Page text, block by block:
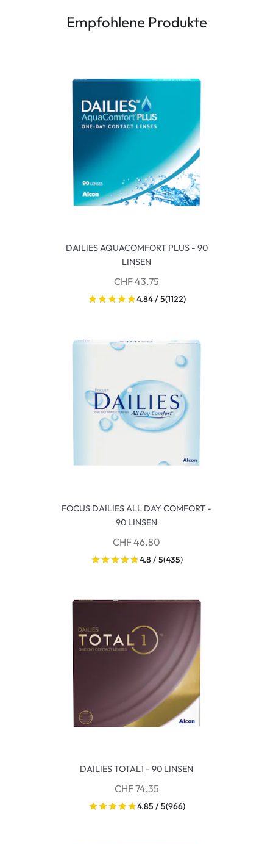
Empfohlene Produkte
DAILIES AQUACOMFORT PLUS - 90
LINSEN
CHF 43.75
4.84 / 5(1122)
FOCUS DAILIES ALL DAY COMFORT -
90 LINSEN
CHF 46.80
4.8 / 5(435)
DAILIES TOTAL1 - 90 LINSEN
CHF 74.35
4.85 / 5(966)